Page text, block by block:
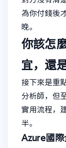
為你付錢後
晚。
你該怎
宜，還
接下來是重
分析師，但
實用流程，
半。
Azure國